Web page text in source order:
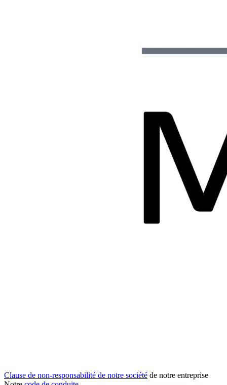
Clause de non-responsabilité de notre société de notre entreprise